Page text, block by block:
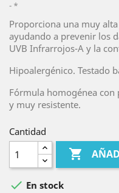
*
Proporciona una muy
ayudando a prevenir los
UVB Infrarrojos-A y la
Hipoalergénico. Testado
Fórmula homogénea
y muy resistente.
Cantidad

 En stock